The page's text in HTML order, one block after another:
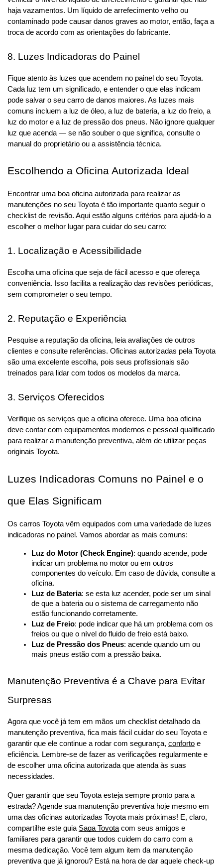
haja vazamentos. Um líquido de arrefecimento velho ou
contaminado pode causar danos graves ao motor, então, faça a
troca de acordo com as orientações do fabricante.
8. Luzes Indicadoras do Painel
Fique atento às luzes que acendem no painel do seu Toyota.
Cada luz tem um significado, e entender o que elas indicam
pode salvar o seu carro de danos maiores. As luzes mais
comuns incluem a luz de óleo, a luz de bateria, a luz do freio, a
luz do motor e a luz de pressão dos pneus. Não ignore qualquer
luz que acenda — se não souber o que significa, consulte o
manual do proprietário ou a assistência técnica.
Escolhendo a Oficina Autorizada Ideal
Encontrar uma boa oficina autorizada para realizar as
manutenções no seu Toyota é tão importante quanto seguir o
checklist de revisão. Aqui estão alguns critérios para ajudá-lo a
escolher o melhor lugar para cuidar do seu carro:
1. Localização e Acessibilidade
Escolha uma oficina que seja de fácil acesso e que ofereça
conveniência. Isso facilita a realização das revisões periódicas,
sem comprometer o seu tempo.
2. Reputação e Experiência
Pesquise a reputação da oficina, leia avaliações de outros
clientes e consulte referências. Oficinas autorizadas pela Toyota
são uma excelente escolha, pois seus profissionais são
treinados para lidar com todos os modelos da marca.
3. Serviços Oferecidos
Verifique os serviços que a oficina oferece. Uma boa oficina
deve contar com equipamentos modernos e pessoal qualificado
para realizar a manutenção preventiva, além de utilizar peças
originais Toyota.
Luzes Indicadoras Comuns no Painel e o
que Elas Significam
Os carros Toyota vêm equipados com uma variedade de luzes
indicadoras no painel. Vamos abordar as mais comuns:
Luz do Motor (Check Engine): quando acende, pode
indicar um problema no motor ou em outros
componentes do veículo. Em caso de dúvida, consulte a
oficina.
Luz de Bateria: se esta luz acender, pode ser um sinal
de que a bateria ou o sistema de carregamento não
estão funcionando corretamente.
Luz de Freio: pode indicar que há um problema com os
freios ou que o nível do fluido de freio está baixo.
Luz de Pressão dos Pneus: acende quando um ou
mais pneus estão com a pressão baixa.
Manutenção Preventiva é a Chave para Evitar
Surpresas
Agora que você já tem em mãos um checklist detalhado da
manutenção preventiva, fica mais fácil cuidar do seu Toyota e
garantir que ele continue a rodar com segurança, conforto e
eficiência. Lembre-se de fazer as verificações regularmente e
de escolher uma oficina autorizada que atenda às suas
necessidades.
Quer garantir que seu Toyota esteja sempre pronto para a
estrada? Agende sua manutenção preventiva hoje mesmo em
uma das oficinas autorizadas Toyota mais próximas! E, claro,
compartilhe este guia Saga Toyota com seus amigos e
familiares para garantir que todos cuidem do carro com a
mesma dedicação. Você tem algum item da manutenção
preventiva que já ignorou? Está na hora de dar aquele check-up